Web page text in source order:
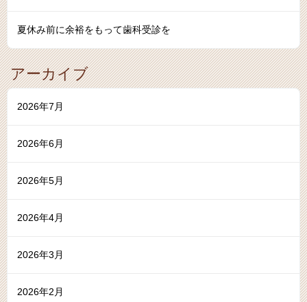
夏休み前に余裕をもって歯科受診を
アーカイブ
2026年7月
2026年6月
2026年5月
2026年4月
2026年3月
2026年2月